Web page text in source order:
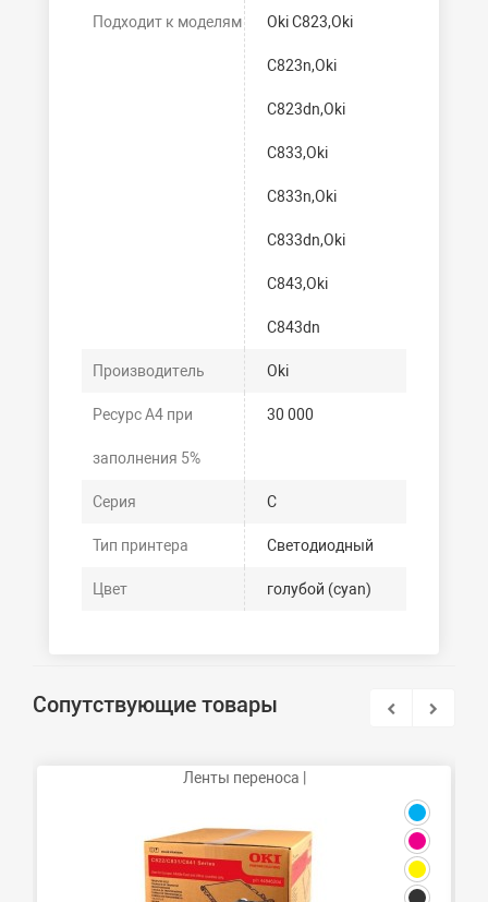
Подходит к моделям Oki C823,Oki
C823n,Oki
C823dn,Oki
C833,Oki
C833n,Oki
C833dn,Oki
C843,Oki
C843dn
Производитель Oki
Ресурс А4 при
заполнения 5%
30 000
Серия C
Тип принтера Светодиодный
Цвет голубой (cyan)
Сопутствующие товары
Ленты переноса |